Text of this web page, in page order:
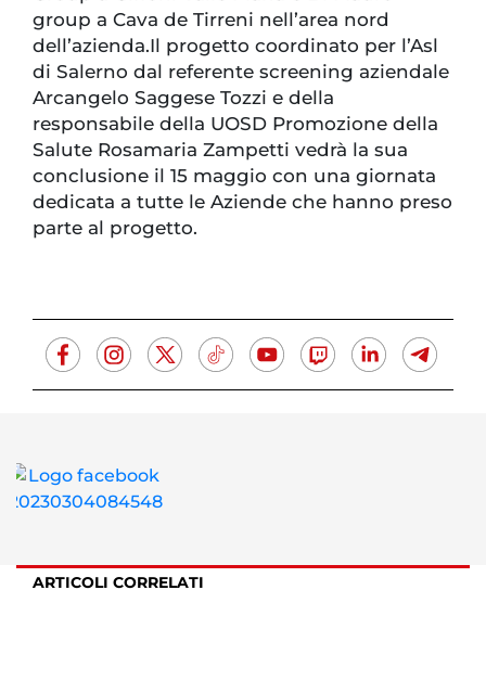
group a Cava de Tirreni nell’area nord
dell’azienda.Il progetto coordinato per l’Asl
di Salerno dal referente screening aziendale
Arcangelo Saggese Tozzi e della
responsabile della UOSD Promozione della
Salute Rosamaria Zampetti vedrà la sua
conclusione il 15 maggio con una giornata
dedicata a tutte le Aziende che hanno preso
parte al progetto.
ARTICOLI CORRELATI